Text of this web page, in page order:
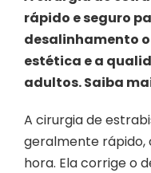
rápido e seguro
desalinhamento
estética e a
adultos. Saiba
A cirurgia de
geralmente rápido,
hora. Ela corrige o